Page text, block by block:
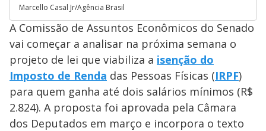
Marcello Casal Jr/Agência Brasil
A Comissão de Assuntos Econômicos do Senado
vai começar a analisar na próxima semana o
projeto de lei que viabiliza a isenção do
Imposto de Renda das Pessoas Físicas (IRPF)
para quem ganha até dois salários mínimos (R$
2.824). A proposta foi aprovada pela Câmara
dos Deputados em março e incorpora o texto